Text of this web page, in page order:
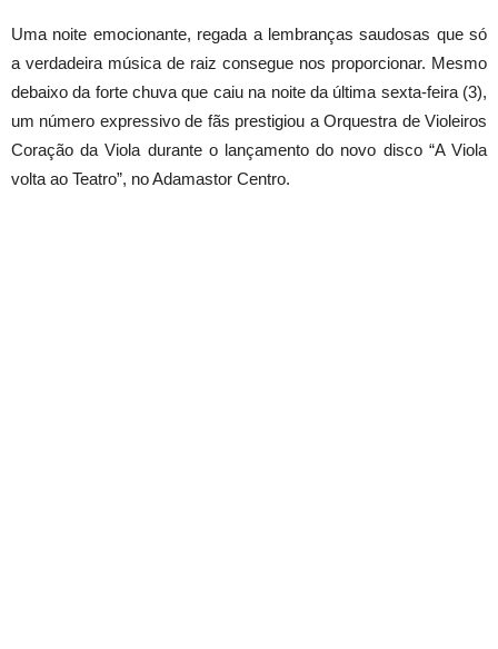
Uma noite emocionante, regada a lembranças saudosas que só
a verdadeira música de raiz consegue nos proporcionar. Mesmo
debaixo da forte chuva que caiu na noite da última sexta-feira (3),
um número expressivo de fãs prestigiou a Orquestra de Violeiros
Coração da Viola durante o lançamento do novo disco “A Viola
volta ao Teatro”, no Adamastor Centro.